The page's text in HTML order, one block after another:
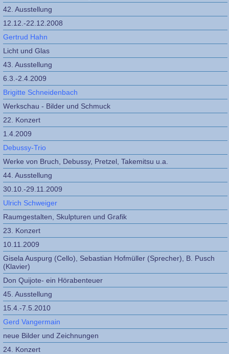
42. Ausstellung
12.12.-22.12.2008
Gertrud Hahn
Licht und Glas
43. Ausstellung
6.3.-2.4.2009
Brigitte Schneidenbach
Werkschau - Bilder und Schmuck
22. Konzert
1.4.2009
Debussy-Trio
Werke von Bruch, Debussy, Pretzel, Takemitsu u.a.
44. Ausstellung
30.10.-29.11.2009
Ulrich Schweiger
Raumgestalten, Skulpturen und Grafik
23. Konzert
10.11.2009
Gisela Auspurg (Cello), Sebastian Hofmüller (Sprecher), B. Pusch
(Klavier)
Don Quijote- ein Hörabenteuer
45. Ausstellung
15.4.-7.5.2010
Gerd Vangermain
neue Bilder und Zeichnungen
24. Konzert